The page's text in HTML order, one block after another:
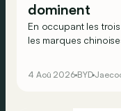
dominent
En occupant les
les marques
4 Aoû 2026 BYD